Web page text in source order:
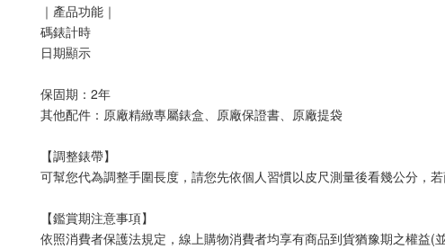
｜產品功能｜
碼錶計時
日期顯示
保固期：2年
其他配件：原廠精緻專屬錶盒、原廠保證書、原廠提袋
【調整錶帶】
可幫您代為調整手圍長度，請您先依個人習慣以皮尺測量後看幾公分，
【鑑賞期注意事項】
依照消費者保護法規定，線上購物消費者均享有商品到貨猶豫期之權益